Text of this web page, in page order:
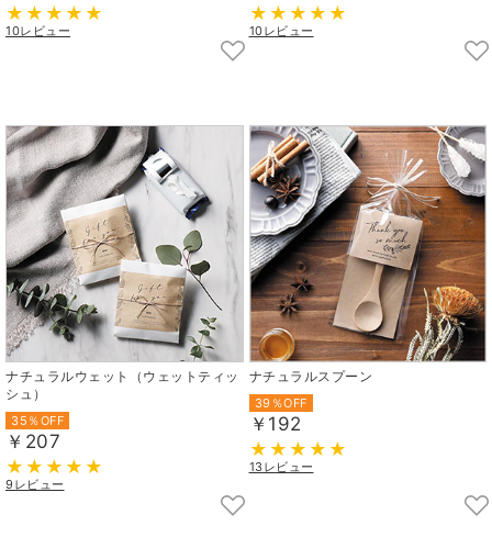
10レビュー 10レビュー
ナチュラルウェット（ウェットティッ
シュ）
35％OFF
￥207
9レビュー
ナチュラルスプーン
39％OFF
￥192
13レビュー